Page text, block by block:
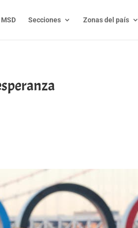
MSD Secciones Zonas del país